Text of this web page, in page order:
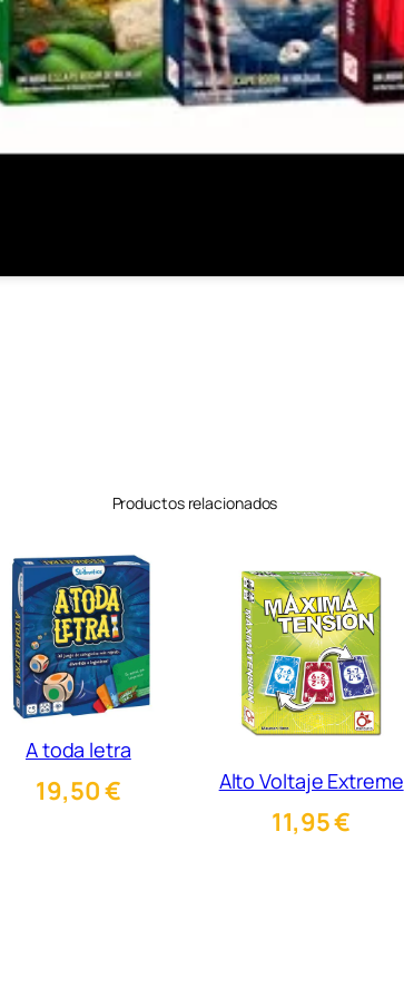
Productos relacionados
A toda letra
19,50€ Alto Voltaje Extreme
11,95€